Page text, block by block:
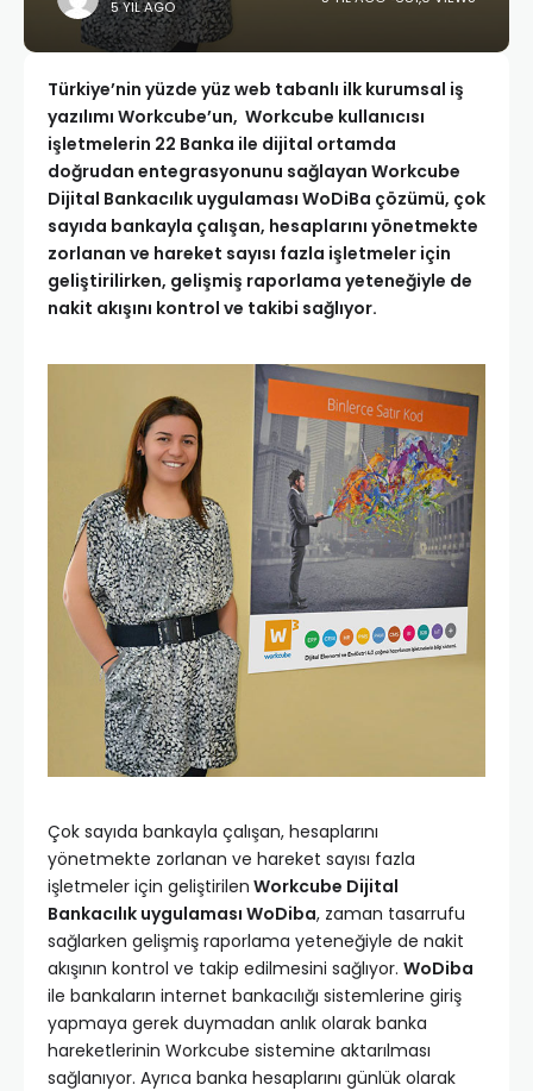
5 YIL AGO
Türkiye’nin yüzde yüz web tabanlı ilk kurumsal iş
yazılımı Workcube’un, Workcube kullanıcısı
işletmelerin 22 Banka ile dijital ortamda
doğrudan entegrasyonunu sağlayan Workcube
Dijital Bankacılık uygulaması WoDiBa çözümü, çok
sayıda bankayla çalışan, hesaplarını yönetmekte
zorlanan ve hareket sayısı fazla işletmeler için
geliştirilirken, gelişmiş raporlama yeteneğiyle de
nakit akışını kontrol ve takibi sağlıyor.
Çok sayıda bankayla çalışan, hesaplarını
yönetmekte zorlanan ve hareket sayısı fazla
işletmeler için geliştirilen Workcube Dijital
Bankacılık uygulaması WoDiba, zaman tasarrufu
sağlarken gelişmiş raporlama yeteneğiyle de nakit
akışının kontrol ve takip edilmesini sağlıyor. WoDiba
ile bankaların internet bankacılığı sistemlerine giriş
yapmaya gerek duymadan anlık olarak banka
hareketlerinin Workcube sistemine aktarılması
sağlanıyor. Ayrıca banka hesaplarını günlük olarak